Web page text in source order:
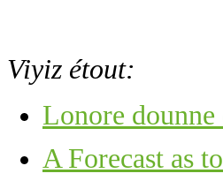
Viyiz étout:
Lonore
A Forecast as